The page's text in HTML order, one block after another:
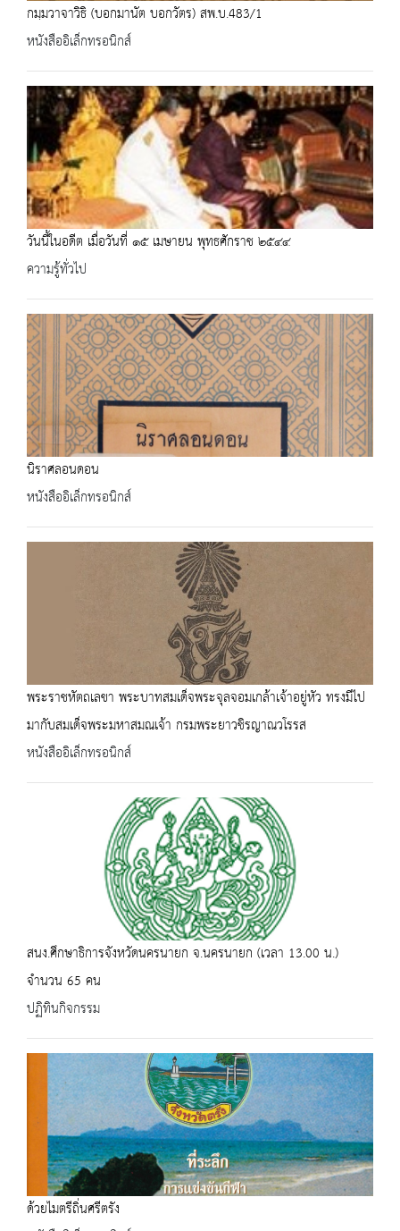
กมฺมวาจาวิธิ (บอกมานัต บอกวัตร) สพ.บ.483/1
หนังสืออิเล็กทรอนิกส์
วันนี้ในอดีต เมื่อวันที่ ๑๕ เมษายน พุทธศักราช ๒๕๔๔
ความรู้ทั่วไป
นิราศลอนดอน
หนังสืออิเล็กทรอนิกส์
พระราชหัตถเลขา พระบาทสมเด็จพระจุลจอมเกล้าเจ้าอยู่หัว ทรงมีไป
มากับสมเด็จพระมหาสมณเจ้า กรมพระยาวชิรญาณวโรรส
หนังสืออิเล็กทรอนิกส์
สนง.ศึกษาธิการจังหวัดนครนายก จ.นครนายก (เวลา 13.00 น.)
จำนวน 65 คน
ปฏิทินกิจกรรม
ด้วยไมตรีถิ่นศรีตรัง